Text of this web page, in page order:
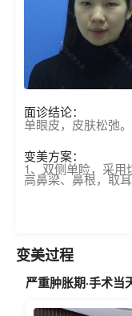
面诊结论：
单眼皮，皮肤松弛
变美方案：
1、双侧单睑，采
高鼻梁、鼻根，取
变美过程
严重肿胀期·手术当